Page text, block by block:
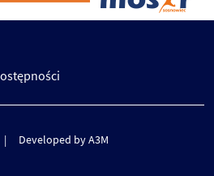
Developed by A3M